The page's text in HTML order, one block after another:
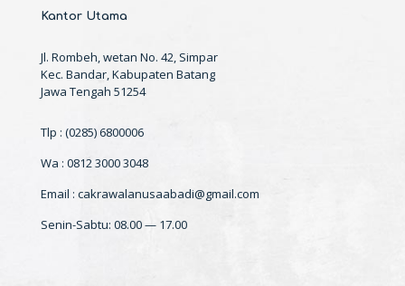
Kantor Utama
Jl. Rombeh, wetan No. 42, Simpar
Kec. Bandar, Kabupaten Batang
Jawa Tengah 51254
Tlp : (0285) 6800006
Wa : 0812 3000 3048
Email : cakrawalanusaabadi@gmail.com
Senin-Sabtu: 08.00 — 17.00